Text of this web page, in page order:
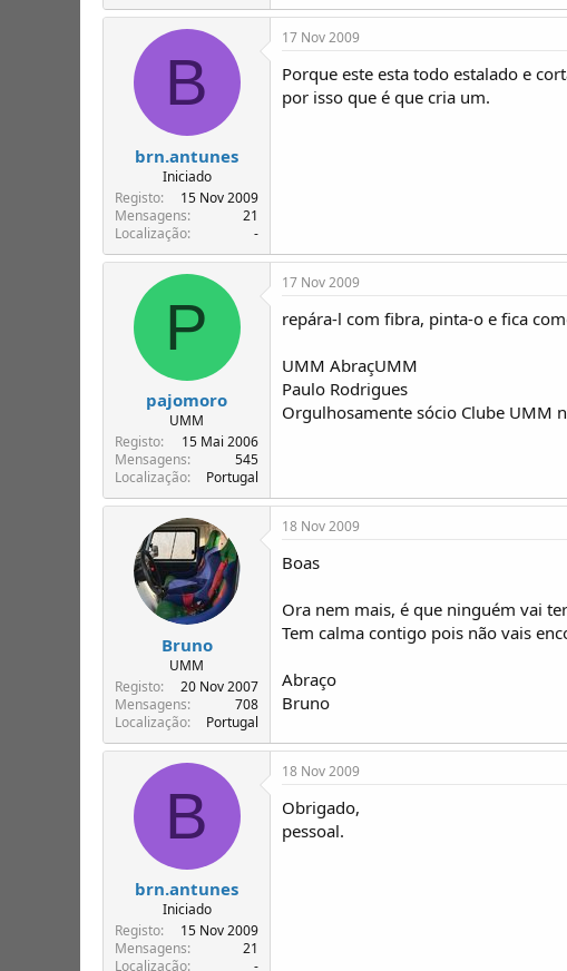
B
brn.antunes
Iniciado
Registo
15 Nov 2009
Mensagens
21
Localização
-
17 Nov 2009
Porque este esta todo estalado e
por isso que é que cria um.
P
pajomoro
UMM
Registo
15 Mai 2006
Mensagens
545
Localização
Portugal
17 Nov 2009
repára-l com fibra, pinta-o e fica
UMM AbraçUMM
Paulo Rodrigues
Orgulhosamente sócio Clube UMM
Bruno
UMM
Registo
20 Nov 2007
Mensagens
708
Localização
Portugal
18 Nov 2009
Boas
Ora nem mais, é que ninguém vai
Tem calma contigo pois não vais
Abraço
Bruno
B
brn.antunes
Iniciado
Registo
15 Nov 2009
Mensagens
21
Localização
-
18 Nov 2009
Obrigado,
pessoal.